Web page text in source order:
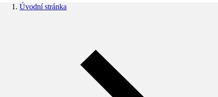
Úvodní stránka